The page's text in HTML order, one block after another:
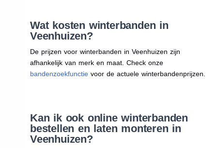
Wat kosten winterbanden in
Veenhuizen?
De prijzen voor winterbanden in Veenhuizen zijn
afhankelijk van merk en maat. Check onze
bandenzoekfunctievoor de actuele winterbandenprijzen.
Kan ik ook online winterbanden
bestellen en laten monteren in
Veenhuizen?